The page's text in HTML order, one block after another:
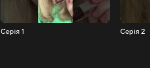
Серія 1 Серія 2